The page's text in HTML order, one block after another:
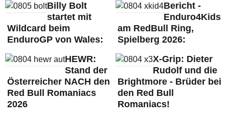
Billy Bolt
startet mit
Wildcard beim
EnduroGP von Wales:
Bericht -
Enduro4Kids
am RedBull Ring,
Spielberg 2026:
HEWR:
Stand der
Österreicher NACH den
Red Bull Romaniacs
2026
X-Grip: Dieter
Rudolf und die
Brightmore - Brüder bei
den Red Bull
Romaniacs!